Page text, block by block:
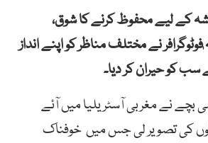
کے لیے محفوظ کرنے کا شوق،
کے 14 سالہ ٖفوٹوگرافر نے مختلف مناظر کو اپنے انداز
کو حیران کر دیا۔
بچے نے مغربی آسٹریلیا میں آئے
کی تصویر لی جس میں خوفناک